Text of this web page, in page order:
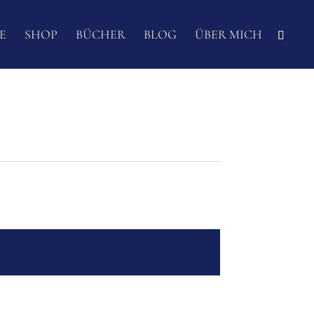
SHOP BÜCHER BLOG ÜBER MICH